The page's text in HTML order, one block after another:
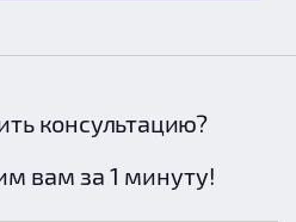
консультацию?
вам за 1 минуту!